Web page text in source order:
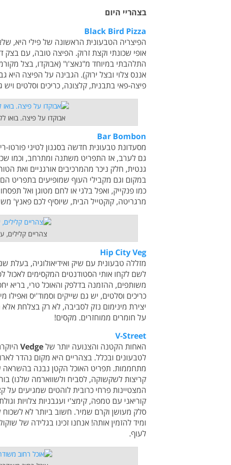
בצהריי היום
Black Bird Pizza
הפיצריה הטבעונית הראשונה של פילי היא,
אופי שכונתי וקצת זרוק. הפיצה טובה, עם בצק
התלהבתי במיוחד מ"נאצ'ו" (אבוקדו, בצל
פיצה-פאי בתבנית, קלצונה, כריכים וסלטים
אבוקדו על פיצה. בואו
Bar Bombon
מסעדונת טבעונית חדשה בסגנון לטיני
גם לערב, אז התפריט משתנה ומתרחב, וכמו
גנטית, חלק ניכר מהמרכיבים אורגניים ואת
במקום וגם מקבילי העוף שמופיעים בתפריט
כמו פנקייק, ואפל בלגי או לחם מטוגן ואל
מרגריטה, קוקטייל הבית, שיוסיף לכם פאנץ'
צהריים קלילים,
Hip City Veg
לשם לקחו אותי הסטודנטים המקסימים לאכול
משותפים, ההזמנה בדלפק והאוכל טרי, בריא
כריכים וסלטים, יש גם שייקים וסמוד'יס
יצירת מינימום נזק לסביבה, לא רק בצלחת
על חומרים ממוחזרים. מקסים!
V-Street
האחות הקטנה והצנועה יותר שלVedge
לטבעונים ובכלל. בצהריים היא מקום נהדר
מתחממות. תפריט האוכל הקטן נבנה בהשראה
קריצות לשקשוקה, לסביח ולשווארמה שלנו)
המצטיינות פרחי כרובית לוהטים שמגיעים
קוריאני עם טמפה, קימצ'י ועגבניות צלויות
ומיד להזמין אותה! אנחנו זכינו בגלידה של
לעוף.